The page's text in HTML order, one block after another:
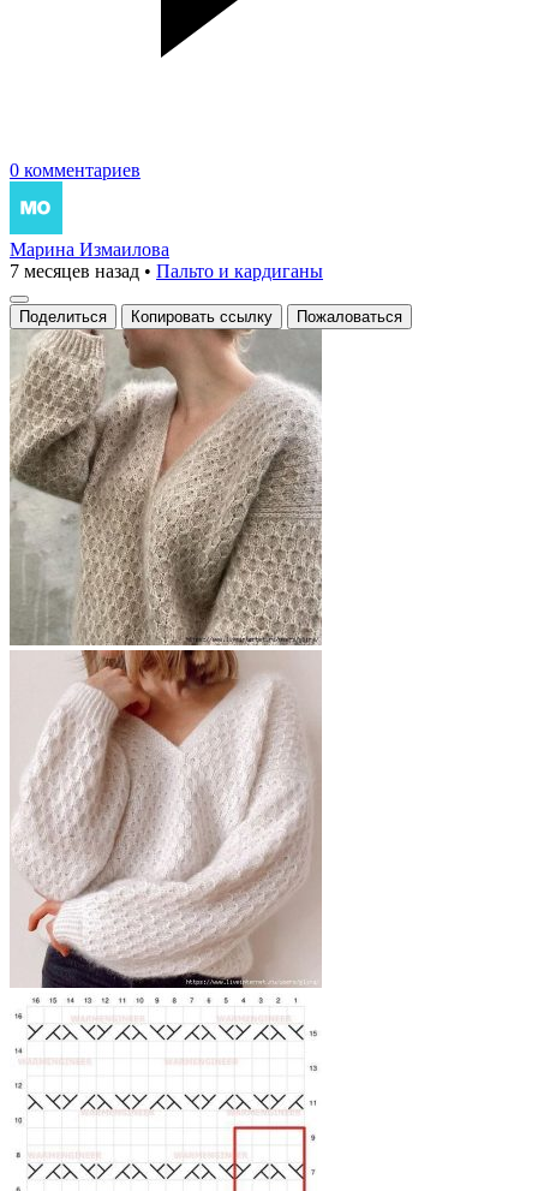
0 комментариев
Марина Измаилова
7 месяцев назад • Пальто и кардиганы
Поделиться Копировать ссылку Пожаловаться